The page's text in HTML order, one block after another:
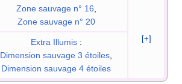
Zone sauvage n° 16,
Zone sauvage n° 20
[+]
Extra Illumis :
Dimension sauvage 3 étoiles,
Dimension sauvage 4 étoiles